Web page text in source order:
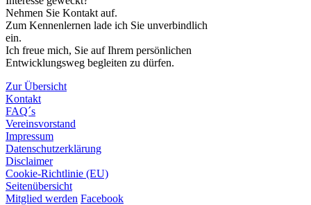
Nehmen Sie Kontakt auf.
Zum Kennenlernen lade ich Sie unverbindlich
ein.
Ich freue mich, Sie auf Ihrem persönlichen
Entwicklungsweg begleiten zu dürfen.
Zur Übersicht
Kontakt
FAQ´s
Vereinsvorstand
Impressum
Datenschutzerklärung
Disclaimer
Cookie-Richtlinie (EU)
Seitenübersicht
Mitglied werden Facebook